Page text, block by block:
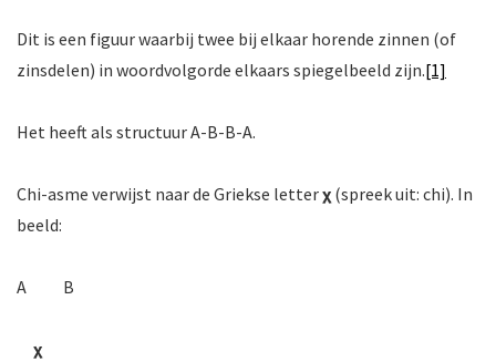
Dit is een figuur waarbij twee bij elkaar horende zinnen (of
zinsdelen) in woordvolgorde elkaars spiegelbeeld zijn.[1]
Het heeft als structuur A-B-B-A.
Chi-asme verwijst naar de Griekse letterχ (spreek uit: chi). In
beeld:
A B
χ